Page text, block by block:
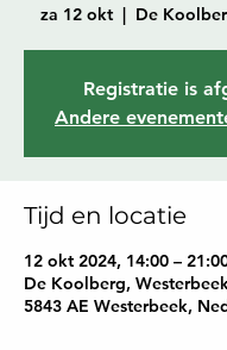
za 12 okt
  |
De
Registratie is
Andere
Tijd en locatie
12 okt 2024, 14:00 –
De Koolberg,
5843 AE Westerbeek,